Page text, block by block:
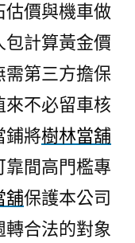
估價與機車做
包計算黃金價
第三方擔保
來不必留車核
鋪將樹林當舖
靠間高門檻專
舖保護本公司
合法的對象